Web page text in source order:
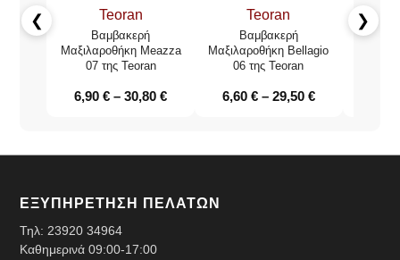
❮
Βαμβακερή
Μαξιλαροθήκη Meazza
07 της Teoran
6,90€ – 30,80€
Βαμβακερή
Μαξιλαροθήκη Bellagio
06 της Teoran
6,60 € – 29,50 €
❯
ΕΞΥΠΗΡΕΤΗΣΗ ΠΕΛΑΤΩΝ
Τηλ:23920 34964
Καθημερινά 09:00-17:00